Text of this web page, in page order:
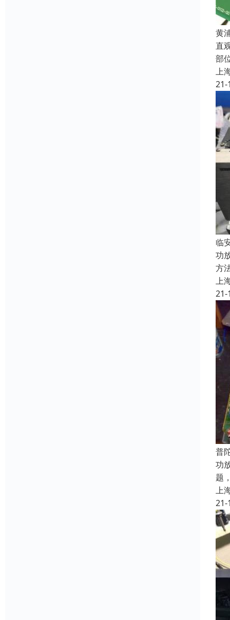
黄
直
部
上
21-
临
功
方
上
21-
普
功
题
上
21-